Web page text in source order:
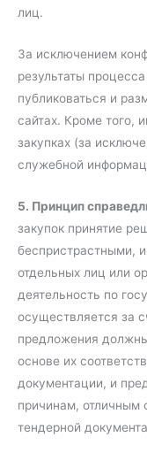
лиц.
За исключением
результаты
публиковаться и
сайтах. Кроме того,
закупках (за
служебной
5. Принцип
закупок принятие
беспристрастными,
отдельных лиц или
деятельность по
осуществляется за
предложения
основе их
документации, и
причинам, отличным
тендерной